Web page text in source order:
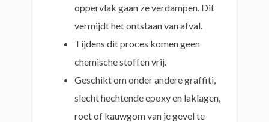
oppervlak gaan ze verdampen. Dit
vermijdt het ontstaan van afval.
Tijdens dit proces komen geen
chemische stoffen vrij.
Geschikt om onder andere graffiti,
slecht hechtende epoxy en laklagen,
roet of kauwgom van je gevel te